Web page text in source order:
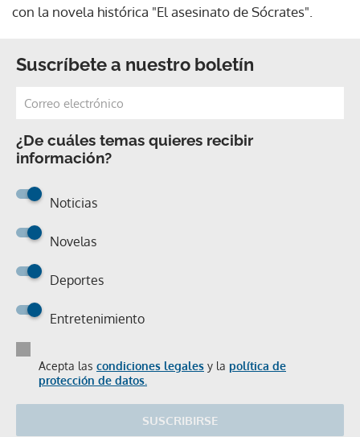
con la novela histórica "El asesinato de Sócrates".
Suscríbete a nuestro boletín
¿De cuáles temas quieres recibir
información?
Noticias
Novelas
Deportes
Entretenimiento
Acepta las condiciones legales y la política de
protección de datos.
SUSCRIBIRSE